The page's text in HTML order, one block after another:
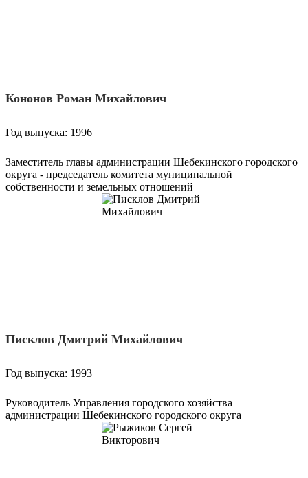
Кононов Роман Михайлович
Год выпуска: 1996
Заместитель главы администрации Шебекинского городского
округа - председатель комитета муниципальной
собственности и земельных отношений
Писклов Дмитрий Михайлович
Год выпуска: 1993
Руководитель Управления городского хозяйства
администрации Шебекинского городского округа